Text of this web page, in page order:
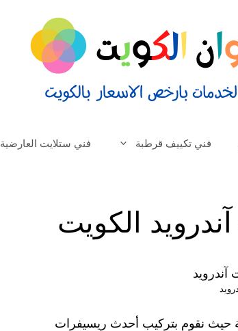
فني تكييف قرطبة فني ستلايت العارضية
الكويت
حيث نقوم بتركيب أحدث ريسيفرات